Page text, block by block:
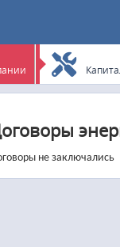
не заключались